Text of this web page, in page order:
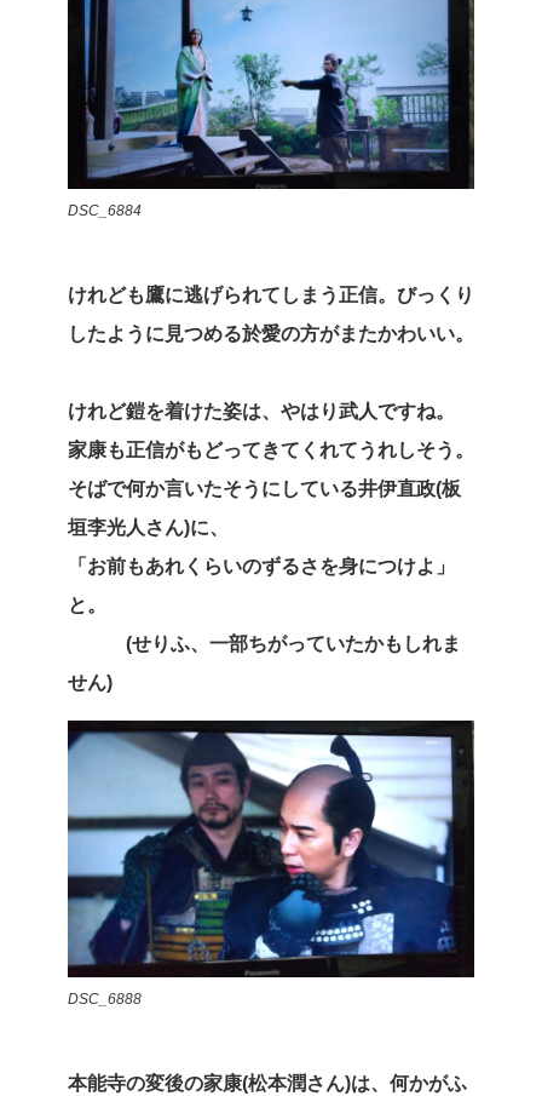
DSC_6884
けれども鷹に逃げられてしまう正信。びっくり
したように見つめる於愛の方がまたかわいい。
けれど鎧を着けた姿は、やはり武人ですね。
家康も正信がもどってきてくれてうれしそう。
そばで何か言いたそうにしている井伊直政(板
垣李光人さん)に、
「お前もあれくらいのずるさを身につけよ」
と。
(せりふ、一部ちがっていたかもしれま
せん)
DSC_6888
本能寺の変後の家康(松本潤さん)は、何かがふ